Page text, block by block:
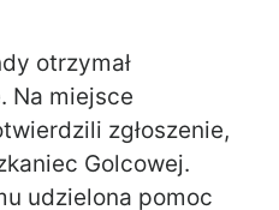
otrzymał
Na miejsce
zgłoszenie,
Golcowej.
udzielona pomoc